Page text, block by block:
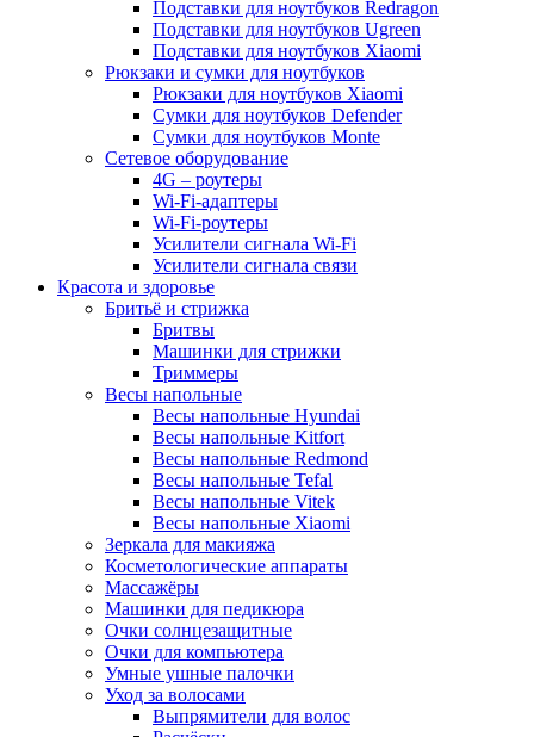
Подставки для ноутбуков Redragon
Подставки для ноутбуков Ugreen
Подставки для ноутбуков Xiaomi
Рюкзаки и сумки для ноутбуков
Рюкзаки для ноутбуков Xiaomi
Сумки для ноутбуков Defender
Сумки для ноутбуков Monte
Сетевое оборудование
4G – роутеры
Wi-Fi-адаптеры
Wi-Fi-роутеры
Усилители сигнала Wi-Fi
Усилители сигнала связи
Красота и здоровье
Бритьё и стрижка
Бритвы
Машинки для стрижки
Триммеры
Весы напольные
Весы напольные Hyundai
Весы напольные Kitfort
Весы напольные Redmond
Весы напольные Tefal
Весы напольные Vitek
Весы напольные Xiaomi
Зеркала для макияжа
Косметологические аппараты
Массажёры
Машинки для педикюра
Очки cолнцезащитные
Очки для компьютера
Умные ушные палочки
Уход за волосами
Выпрямители для волос